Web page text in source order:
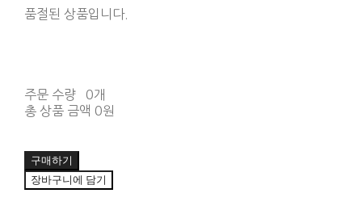
품절된 상품입니다.
주문 수량
0개
총 상품 금액 0원
구매하기
장바구니에 담기